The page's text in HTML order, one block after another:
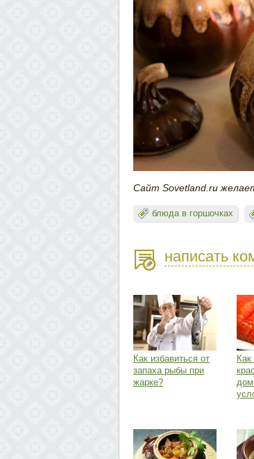
Сайт Sovetland.ru
блюда в горшочках
написать
Как избавиться от
запаха рыбы при
жарке?
Как